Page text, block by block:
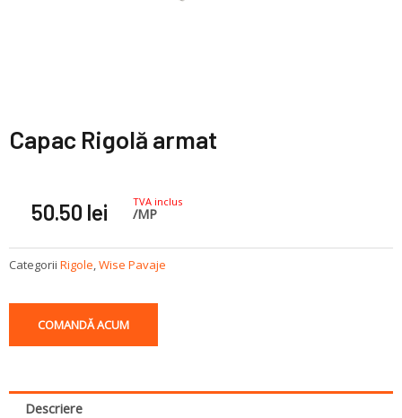
Capac Rigolă armat
50.50 lei TVA inclus
/MP
Categorii Rigole,Wise Pavaje
COMANDĂ ACUM
Descriere